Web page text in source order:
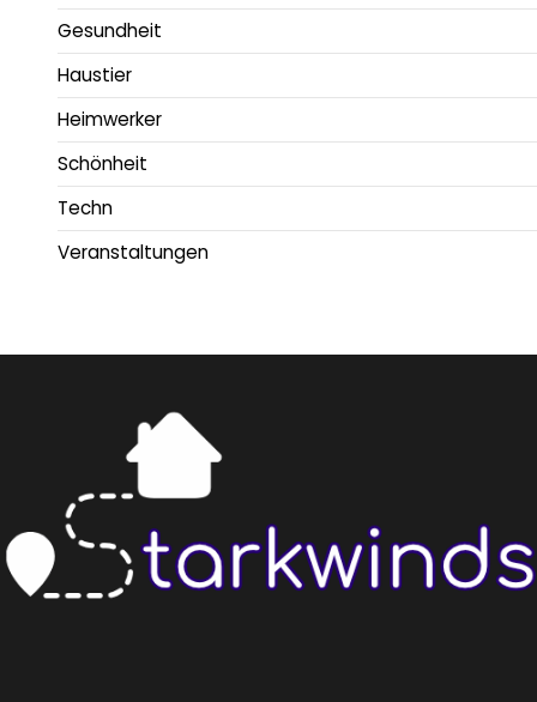
Gesundheit
Haustier
Heimwerker
Schönheit
Techn
Veranstaltungen